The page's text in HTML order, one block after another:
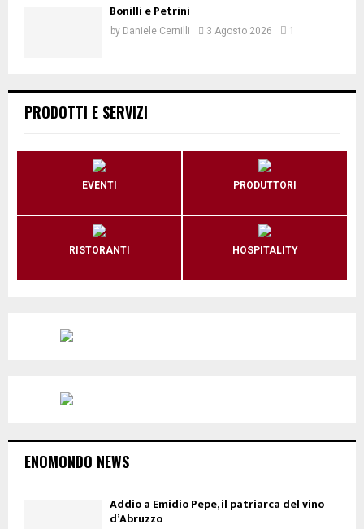
Bonilli e Petrini
by Daniele Cernilli 3 Agosto 2026 1
PRODOTTI E SERVIZI
EVENTI PRODUTTORI
RISTORANTI HOSPITALITY
ENOMONDO NEWS
Addio a Emidio Pepe, il patriarca del vino
d’Abruzzo